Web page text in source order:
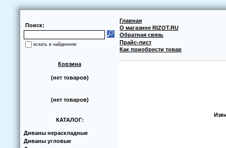
Поиск:
искать в найденном
Главная
О магазине RIZOT.RU
Обратная связь
Прайс-лист
Как приобрести товар
Корзина
(нет товаров)
(нет товаров)
КАТАЛОГ:
Диваны нераскладные
Диваны угловые